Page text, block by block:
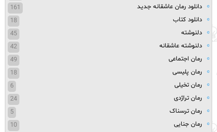
دانلود رمان عاشقانه جدید
161
دانلود کتاب
18
دلنوشته
45
دلنوشته عاشقانه
42
رمان اجتماعی
49
رمان پلیسی
18
رمان تخیلی
6
رمان تراژدی
24
رمان ترسناک
5
رمان جنایی
10